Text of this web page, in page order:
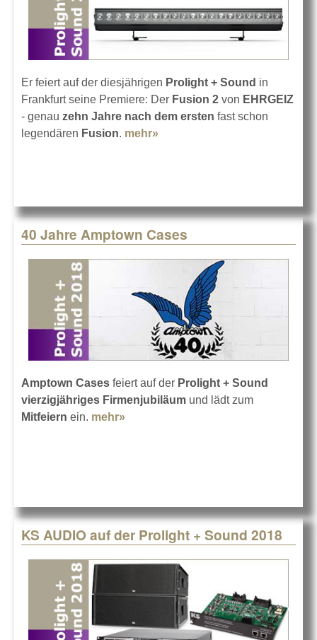
Er feiert auf der diesjährigen Prolight + Sound in
Frankfurt seine Premiere: Der Fusion 2 von EHRGEIZ
- genau zehn Jahre nach dem ersten fast schon
legendären Fusion. mehr»
40 Jahre Amptown Cases
Amptown Cases feiert auf der Prolight + Sound
vierzigjähriges Firmenjubiläum und lädt zum
Mitfeiern ein. mehr»
KS AUDIO auf der Prolight + Sound 2018